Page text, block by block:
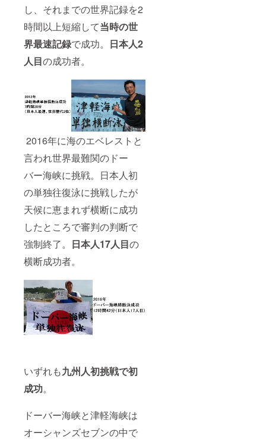
し、それまでの世界記録を2
時間以上短縮して当時の世
界最速記録で成功。 日本人2
人目の成功者。
2016年に海のエベレストと
言われ世界最難関のドー
バー海峡に挑戦。日本人初
の単独往復泳に挑戦したが
天候に恵まれず横断に成功
したところで審判の判断で
強制終了。 日本人17人目の
横断成功者。
いずれも九州人初挑戦で初
成功。
ドーバー海峡と津軽海峡は
オーシャンズセブンの中で